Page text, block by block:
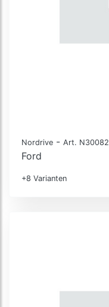
Nordrive - Art. N30082
Ford
+8 Varianten